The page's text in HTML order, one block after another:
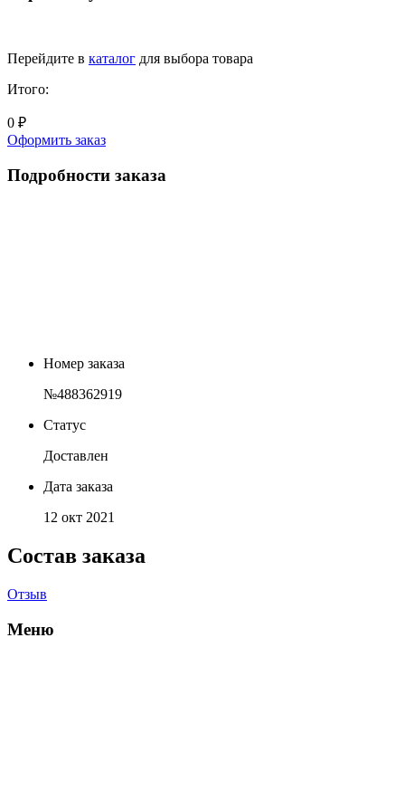
Перейдите в каталог для выбора товара
Итого:
0 ₽
Оформить заказ
Подробности заказа
Номер заказа
№488362919
Статус
Доставлен
Дата заказа
12 окт 2021
Состав заказа
Отзыв
Меню